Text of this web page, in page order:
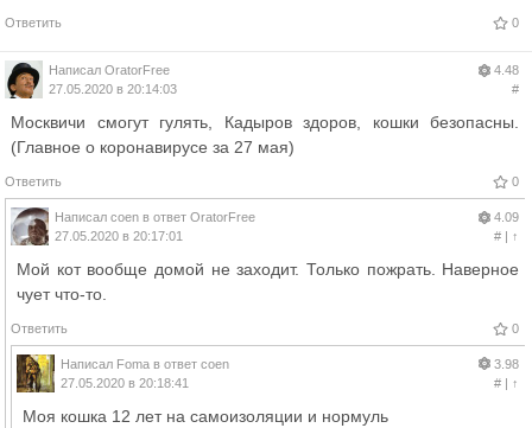
Ответить 0
Написал OratorFree
27.05.2020 в 20:14:03
4.48
#
Москвичи смогут гулять, Кадыров здоров, кошки безопасны.
(Главное о коронавирусе за 27 мая)
Ответить 0
Написал coen в ответ OratorFree
27.05.2020 в 20:17:01
4.09
#| ↑
Мой кот вообще домой не заходит. Только пожрать. Наверное
чует что-то.
Ответить 0
Написал Foma в ответ coen
27.05.2020 в 20:18:41
3.98
#| ↑
Моя кошка 12 лет на самоизоляции и нормуль